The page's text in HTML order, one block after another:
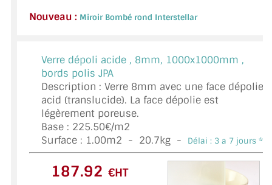
MIROIR ENCADRÉ
VERRE SUR MESURE
VERRE EXTRACLAIR
VERRE TREMPÉ (SÉCURIT)
PAROI DE DOUCHE
VERRE FEUILLETÉ
Nouveau : Miroir Bombé rond Interstellar
Verre dépoli acide , 8mm, 1000x1000mm ,
bords polis JPA
Description : Verre 8mm avec une face dépolie
acid (translucide). La face dépolie est
légèrement poreuse.
Base : 225.50€/m2
Surface : 1.00m2 - 20.7kg - Délai : 3 a 7 jours *
€HT